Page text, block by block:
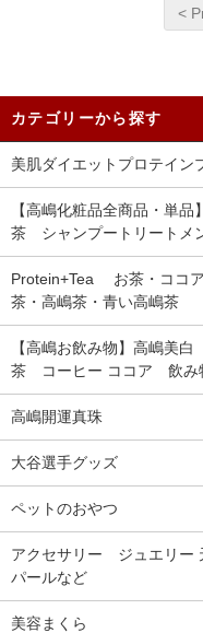
<
カテゴリーから探す
美肌ダイエットプロテイン
【高嶋化粧品全商品・
茶 シャンプートリート
Protein+Tea お茶・ココ
茶・高嶋茶・青い高嶋茶
【高嶋お飲み物】高嶋
茶 コーヒー ココア 飲み
高嶋開運真珠
大谷選手グッズ
ペットのおやつ
アクセサリー ジュエリ
パールなど
美容まくら